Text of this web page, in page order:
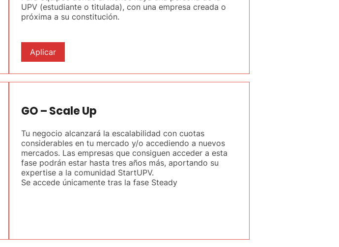
UPV (estudiante o titulada), con una empresa creada o
próxima a su constitución.
Aplicar
GO – Scale Up
Tu negocio alcanzará la escalabilidad con cuotas
considerables en tu mercado y/o accediendo a nuevos
mercados. Las empresas que consiguen acceder a esta
fase podrán estar hasta tres años más, aportando su
expertise a la comunidad StartUPV.
Se accede únicamente tras la fase Steady